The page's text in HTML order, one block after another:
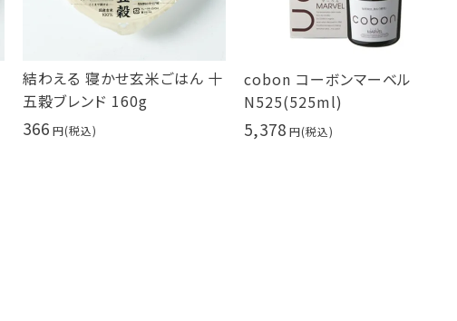
結わえる 寝かせ玄米ごはん 十
五穀ブレンド 160g
366
cobon コーボンマーベル
N525(525ml)
5,378